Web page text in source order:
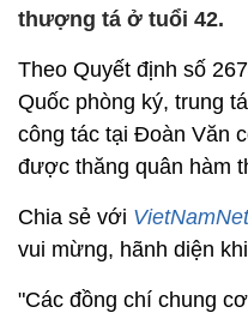
thượng tá ở tuổi 42.
Theo Quyết định số
Quốc phòng ký, trung
công tác tại Đoàn Văn
được thăng quân hàm
Chia sẻ với VietNamNet
vui mừng, hãnh diện
"Các đồng chí chung